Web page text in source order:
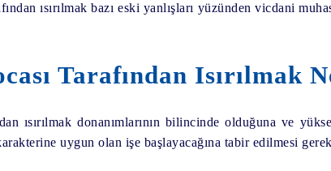
ısırılmak bazı eski yanlışları yüzünden vicdani
Tarafından Isırılmak
ısırılmak donanımlarının bilincinde olduğuna ve
uygun olan işe başlayacağına tabir edilmesi